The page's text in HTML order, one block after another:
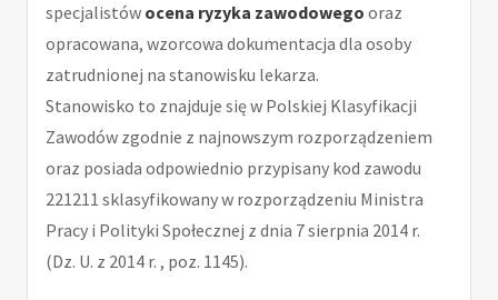
specjalistów ocena ryzyka zawodowego oraz
opracowana, wzorcowa dokumentacja dla osoby
zatrudnionej na stanowisku lekarza.
Stanowisko to znajduje się w Polskiej Klasyfikacji
Zawodów zgodnie z najnowszym rozporządzeniem
oraz posiada odpowiednio przypisany kod zawodu
221211 sklasyfikowany w rozporządzeniu Ministra
Pracy i Polityki Społecznej z dnia 7 sierpnia 2014 r.
(Dz. U. z 2014 r. , poz. 1145).